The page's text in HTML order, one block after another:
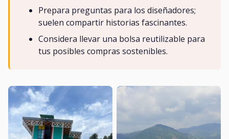
Prepara preguntas para los diseñadores;
suelen compartir historias fascinantes.
Considera llevar una bolsa reutilizable para
tus posibles compras sostenibles.